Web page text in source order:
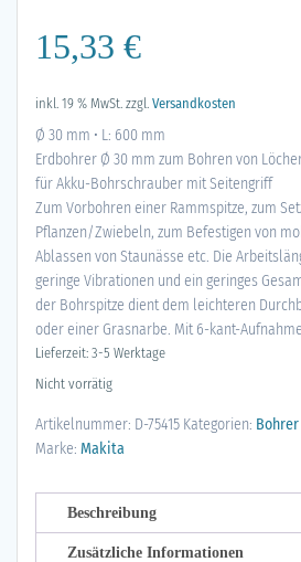
15,33 €
inkl. 19 % MwSt. zzgl. Versandkosten
Ø 30 mm • L: 600 mm
Erdbohrer Ø 30 mm zum Bohren von
für Akku-Bohrschrauber mit Seitengriff
Zum Vorbohren einer Rammspitze, zum
Pflanzen/Zwiebeln, zum Befestigen von
Ablassen von Staunässe etc. Die
geringe Vibrationen und ein geringes
der Bohrspitze dient dem leichteren
oder einer Grasnarbe. Mit 6-kant-
Lieferzeit: 3-5 Werktage
Nicht vorrätig
Artikelnummer: D-75415 Kategorien:
Marke: Makita
Beschreibung
Zusätzliche Informationen